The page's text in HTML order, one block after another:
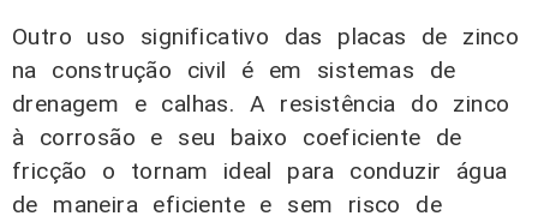
Outro uso significativo das placas de zinco
na construção civil é em sistemas de
drenagem e calhas. A resistência do zinco
à corrosão e seu baixo coeficiente de
fricção o tornam ideal para conduzir água
de maneira eficiente e sem risco de